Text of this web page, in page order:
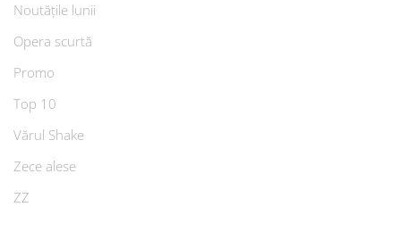
Noutățile lunii
Opera scurtă
Promo
Top 10
Vărul Shake
Zece alese
ZZ